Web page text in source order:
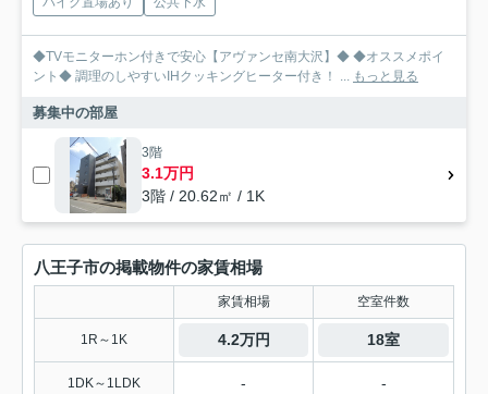
◆TVモニターホン付きで安心【アヴァンセ南大沢】◆ ◆オススメポイ
ント◆ 調理のしやすいIHクッキングヒーター付き！ ... もっと見る
募集中の部屋
3階
3.1万円
3階 / 20.62㎡ / 1K
八王子市の掲載物件の家賃相場
家賃相場 空室件数
1R～1K 4.2万円 18室
1DK～1LDK - -